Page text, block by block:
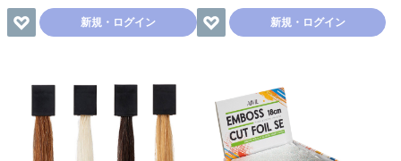
新規・ログイン 新規・ログイン